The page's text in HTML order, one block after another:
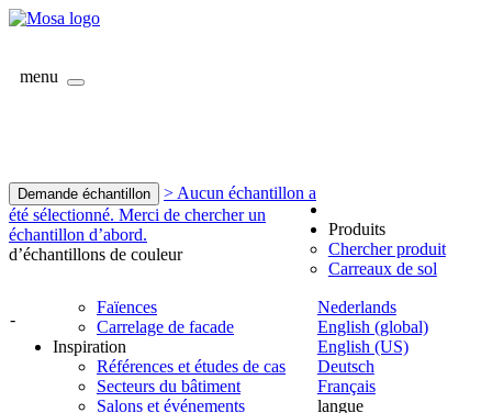
menu
Demande échantillon
> Aucun échantillon a
été sélectionné. Merci de chercher un
échantillon d’abord.
d’échantillons de couleur
-
Nederlands
English (global)
English (US)
Deutsch
Français
langue
Produits
Chercher produit
Carreaux de sol
Faïences
Carrelage de facade
Inspiration
Références et études de cas
Secteurs du bâtiment
Salons et événements